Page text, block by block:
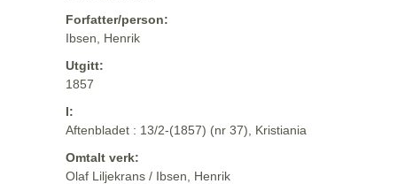
Forfatter/person:
Ibsen, Henrik
Utgitt:
1857
I:
Aftenbladet : 13/2-(1857) (nr 37), Kristiania
Omtalt verk:
Olaf Liljekrans / Ibsen, Henrik